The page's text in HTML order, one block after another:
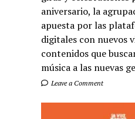
aniversario, la
apuesta por las
digitales con nuevos
contenidos que
música a las nuevas
Leave a Comment